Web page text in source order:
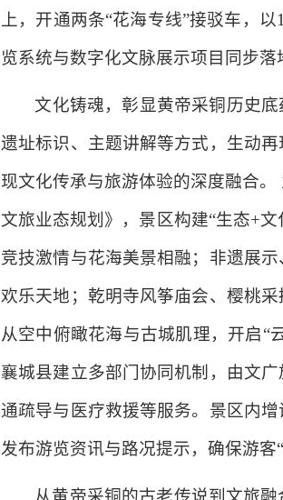
上，开通两条“花海专线”接驳车，
览系统与数字化文脉展示项目同步落
文化铸魂，彰显黄帝采铜历史
遗址标识、主题讲解等方式，生动
现文化传承与旅游体验的深度融合
文旅业态规划》，景区构建“生态+
竞技激情与花海美景相融；非遗展
欢乐天地；乾明寺风筝庙会、樱桃
从空中俯瞰花海与古城肌理，开启“
襄城县建立多部门协同机制，由文
通疏导与医疗救援等服务。景区内
发布游览资讯与路况提示，确保游客“
从黄帝采铜的古老传说到文旅